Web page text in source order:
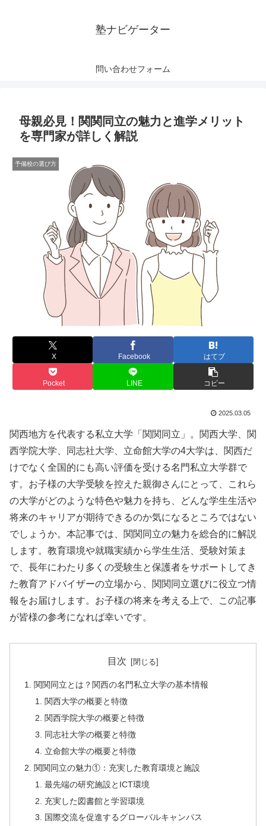
塾ナビゲーター
問い合わせフォーム
母親必見！関関同立の魅力と進学メリット
を専門家が詳しく解説
予備校の選び方
X Facebook はてブ
Pocket LINE コピー
2025.03.05
関西地方を代表する私立大学「関関同立」。関西大学、関
西学院大学、同志社大学、立命館大学の4大学は、関西だ
けでなく全国的にも高い評価を受ける名門私立大学群で
す。お子様の大学受験を控えた親御さんにとって、これら
の大学がどのような特色や魅力を持ち、どんな学生生活や
将来のキャリアが期待できるのか気になるところではない
でしょうか。本記事では、関関同立の魅力を総合的に解説
します。教育環境や就職実績から学生生活、受験対策ま
で、長年にわたり多くの受験生と保護者をサポートしてき
た教育アドバイザーの立場から、関関同立選びに役立つ情
報をお届けします。お子様の将来を考える上で、この記事
が皆様の参考になれば幸いです。
目次
関関同立とは？関西の名門私立大学の基本情報
関西大学の概要と特徴
関西学院大学の概要と特徴
同志社大学の概要と特徴
立命館大学の概要と特徴
関関同立の魅力①：充実した教育環境と施設
最先端の研究施設とICT環境
充実した図書館と学習環境
国際交流を促進するグローバルキャンパス